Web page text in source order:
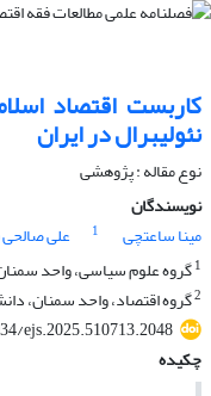
کاربست اقتصاد
نئولیبرال در ایران
نوع مقاله : پژوهشی
نویسندگان
مینا ساعتچی
1 علی
1گروه علوم سیاسی، واحد
2گروه اقتصاد، واحد سمنان،
ejs.2025.510713.2048
چکیده